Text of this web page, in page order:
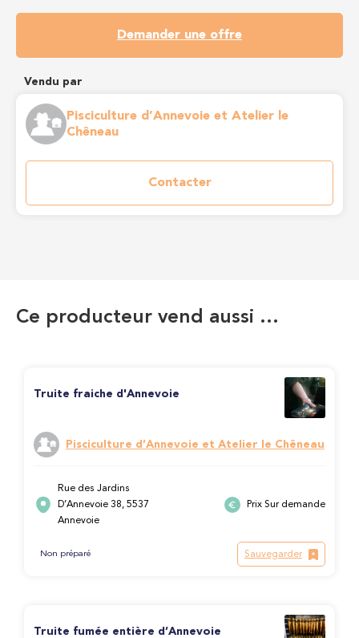
Demander une offre
Vendu par
Pisciculture d’Annevoie et Atelier le
Chêneau
Contacter
Ce producteur vend aussi …
Truite fraiche d'Annevoie
Pisciculture d’Annevoie et Atelier le Chêneau
Rue des Jardins
D’Annevoie 38, 5537
Annevoie
Prix Sur demande
Non préparé Sauvegarder
Truite fumée entière d’Annevoie